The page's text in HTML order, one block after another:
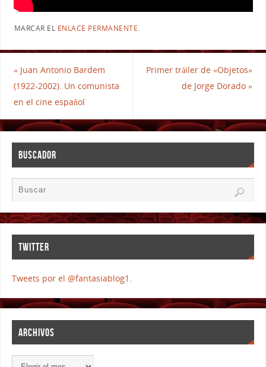
MARCAR EL ENLACE PERMANENTE.
«Juan Antonio Bardem
(1922-2002). Un comunista
en el cine español
Primer tráiler de «Objetos»
de Jorge Dorado»
BUSCADOR
TWITTER
Tweets por el @fantasiablog1.
ARCHIVOS